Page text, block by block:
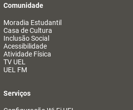
Comunidade
Moradia Estudantil
Casa de Cultura
Inclusão Social
Acessibilidade
Atividade Física
TV UEL
UEL FM
Serviços